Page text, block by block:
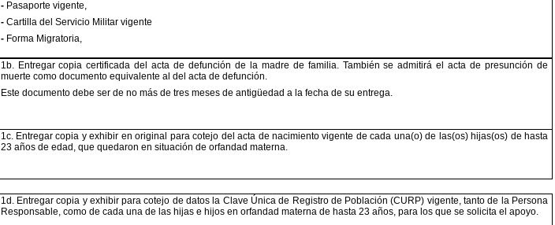
-Pasaporte vigente,
-Cartilla del Servicio Militar vigente
-Forma Migratoria,
1b. Entregar copia certificada del acta de defunción de la madre de familia. También se admitirá el acta de presunción de
muerte como documento equivalente al del acta de defunción.
Este documento debe ser de no más de tres meses de antigüedad a la fecha de su entrega.
1c. Entregar copia y exhibir en original para cotejo del acta de nacimiento vigente de cada una(o) de las(os) hijas(os) de hasta
23 años de edad, que quedaron en situación de orfandad materna.
1d. Entregar copia y exhibir para cotejo de datos la Clave Única de Registro de Población (CURP) vigente, tanto de la Persona
Responsable, como de cada una de las hijas e hijos en orfandad materna de hasta 23 años, para los que se solicita el apoyo.